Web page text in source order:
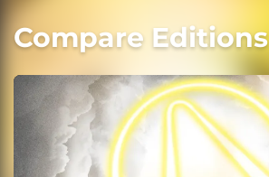
Compare Editions